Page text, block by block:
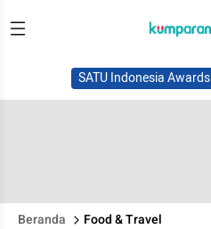
SATU Indonesia Awards
Beranda Food & Travel